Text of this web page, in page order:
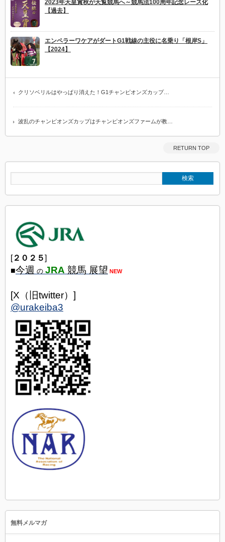
2023年天皇賞秋が天覧競馬へ～競馬法100周年記念レース化
【過去】
エンペラーワケアがダートG1戦線の主役に名乗り「根岸S」
【2024】
クリソベリルはやっぱり消えた！G1チャンピオンズカップ…
波乱のチャンピオンズカップはチャンピオンズファームが教…
RETURN TOP
２０２５
■今週 の JRA 競馬 展望 NEW
[X（旧twitter）]
@urakeiba3
無料メルマガ